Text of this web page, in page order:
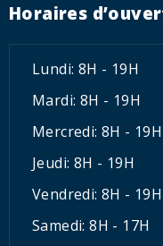
Horaires
Lundi: 8H - 19H
Mardi: 8H - 19H
Mercredi: 8H - 19H
Jeudi: 8H - 19H
Vendredi: 8H - 19H
Samedi: 8H - 17H